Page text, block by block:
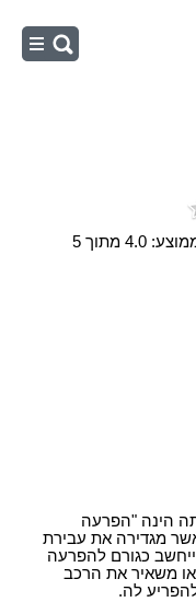
הינה "הפרעה
מגדירה את עבירת
לפי סעיף 71(1), נהג ייחשב כגורם להפרעה
משאיר את הרכב
לה.